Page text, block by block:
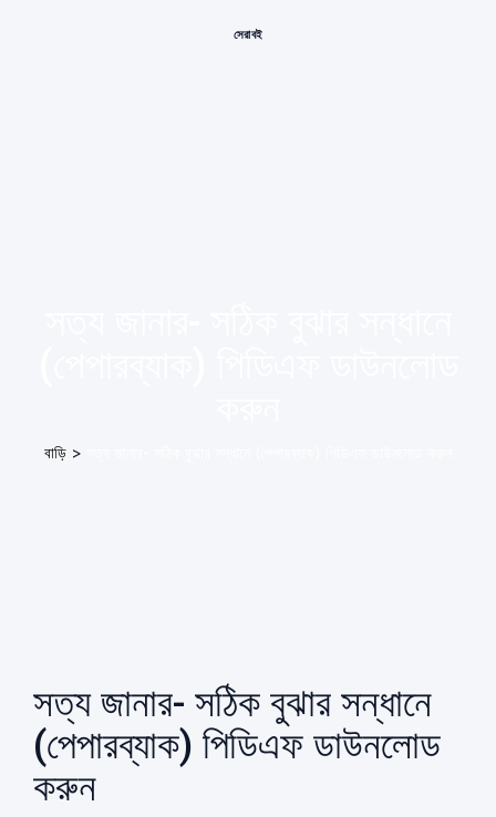
সেরা বই
বাড়ি >
সত্য জানার- সঠিক বুঝার সন্ধানে
(পেপারব্যাক) পিডিএফ ডাউনলোড
করুন